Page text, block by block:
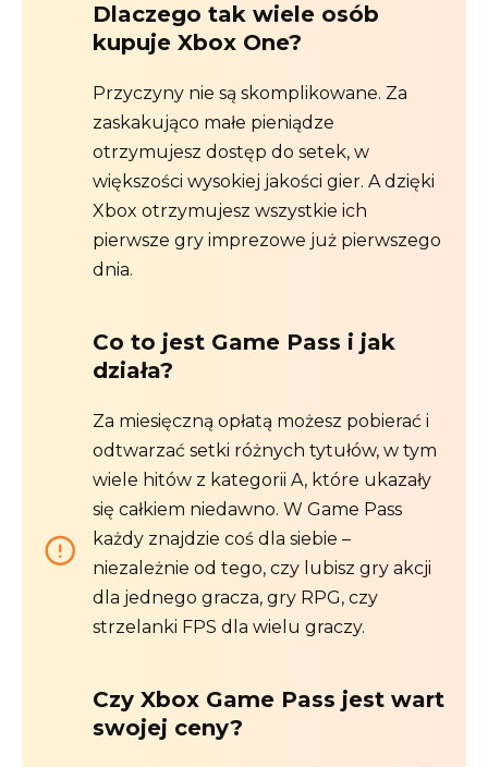
Dlaczego tak wiele osób
kupuje Xbox One?
Przyczyny nie są skomplikowane. Za
zaskakująco małe pieniądze
otrzymujesz dostęp do setek, w
większości wysokiej jakości gier. A dzięki
Xbox otrzymujesz wszystkie ich
pierwsze gry imprezowe już pierwszego
dnia.
Co to jest Game Pass i jak
działa?
Za miesięczną opłatą możesz pobierać i
odtwarzać setki różnych tytułów, w tym
wiele hitów z kategorii A, które ukazały
się całkiem niedawno. W Game Pass
każdy znajdzie coś dla siebie –
niezależnie od tego, czy lubisz gry akcji
dla jednego gracza, gry RPG, czy
strzelanki FPS dla wielu graczy.
Czy Xbox Game Pass jest wart
swojej ceny?